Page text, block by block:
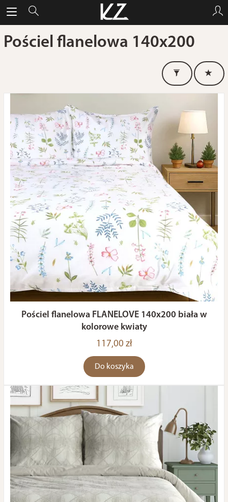
Pościel flanelowa 140x200
Pościel flanelowa FLANELOVE 140x200 biała w
kolorowe kwiaty
117,00 zł
Do koszyka